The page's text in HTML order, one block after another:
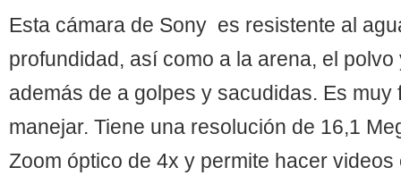
Esta cámara de Sony es resistente al
profundidad, así como a la arena, el
además de a golpes y sacudidas. Es muy
manejar. Tiene una resolución de 16,1
Zoom óptico de 4x y permite hacer